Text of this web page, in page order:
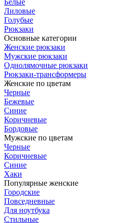
Белые
Лиловые
Голубые
Рюкзаки
Основные категории
Женские рюкзаки
Мужские рюкзаки
Однолямочные рюкзаки
Рюкзаки-трансформеры
Женские по цветам
Черные
Бежевые
Синие
Коричневые
Бордовые
Мужские по цветам
Черные
Коричневые
Синие
Хаки
Популярные женские
Городские
Повседневные
Для ноутбука
Стильные